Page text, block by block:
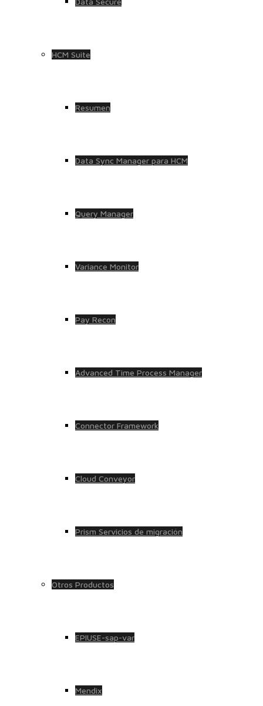
HCM Suite
Resumen
Data Sync Manager para HCM
Query Manager
Variance Monitor
Pay Recon
Advanced Time Process Manager
Connector Framework
Cloud Conveyor
Prism Servicios de migración
Otros Productos
EPIUSE-sap-var
Mendix